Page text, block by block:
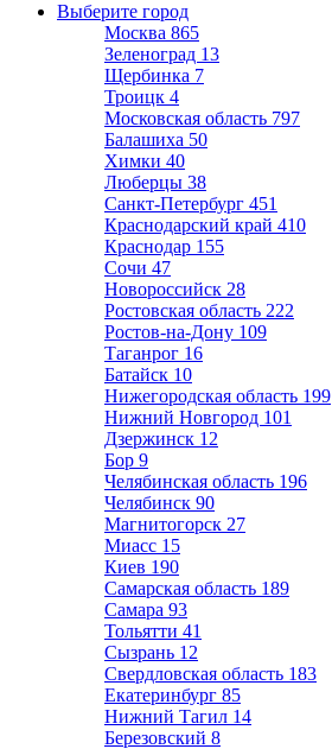
Выберите город
Москва 865
Зеленоград 13
Щербинка 7
Троицк 4
Московская область 797
Балашиха 50
Химки 40
Люберцы 38
Санкт-Петербург 451
Краснодарский край 410
Краснодар 155
Сочи 47
Новороссийск 28
Ростовская область 222
Ростов-на-Дону 109
Таганрог 16
Батайск 10
Нижегородская область 199
Нижний Новгород 101
Дзержинск 12
Бор 9
Челябинская область 196
Челябинск 90
Магнитогорск 27
Миасс 15
Киев 190
Самарская область 189
Самара 93
Тольятти 41
Сызрань 12
Свердловская область 183
Екатеринбург 85
Нижний Тагил 14
Березовский 8